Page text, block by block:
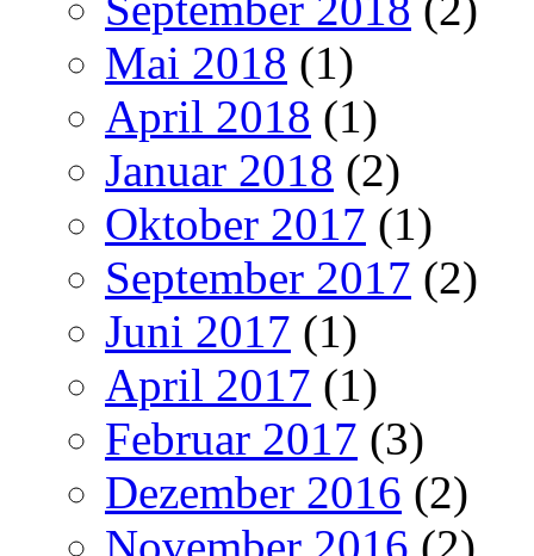
Mai 2018 (1)
April 2018 (1)
Januar 2018 (2)
Oktober 2017 (1)
September 2017 (2)
Juni 2017 (1)
April 2017 (1)
Februar 2017 (3)
Dezember 2016 (2)
November 2016 (2)